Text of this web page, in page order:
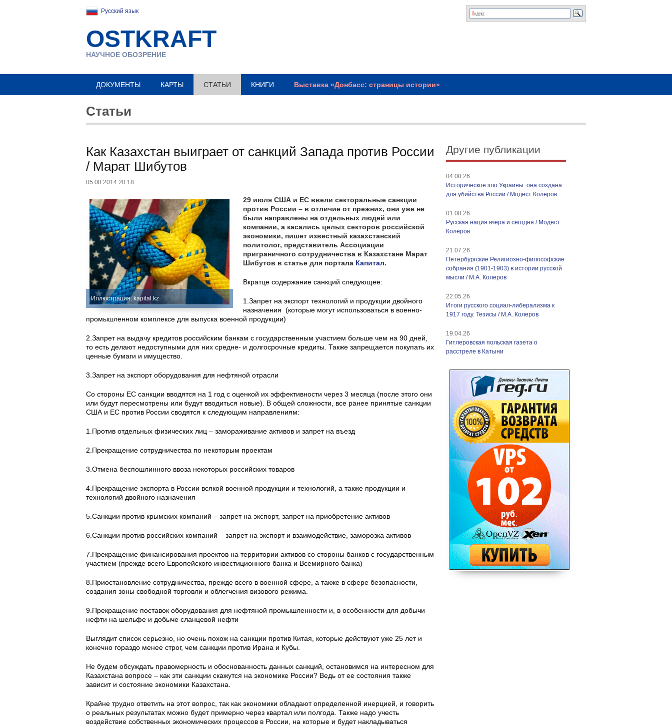
Русский язык
OSTKRAFT
НАУЧНОЕ ОБОЗРЕНИЕ
ДОКУМЕНТЫ КАРТЫ СТАТЬИ КНИГИ Выставка «Донбасс: страницы истории»
Статьи
Как Казахстан выиграет от санкций Запада против России
/ Марат Шибутов
05.08.2014 20:18
Иллюстрация: kapital.kz
29 июля США и ЕС ввели секторальные санкции
против России – в отличие от прежних, они уже не
были направлены на отдельных людей или
компании, а касались целых секторов российской
экономики, пишет известный казахстанский
политолог, представитель Ассоциации
приграничного сотрудничества в Казахстане Марат
Шибутов в статье для портала Капитал.
Вкратце содержание санкций следующее:
1.Запрет на экспорт технологий и продукции двойного
назначения (которые могут использоваться в военно-
промышленном комплексе для выпуска военной продукции)
2.Запрет на выдачу кредитов российским банкам с государственным участием больше чем на 90 дней,
то есть делают недоступными для них средне- и долгосрочные кредиты. Также запрещается покупать их
ценные бумаги и имущество.
3.Запрет на экспорт оборудования для нефтяной отрасли
Со стороны ЕС санкции вводятся на 1 год с оценкой их эффективности через 3 месяца (после этого они
или будут пересмотрены или будут вводиться новые). В общей сложности, все ранее принятые санкции
США и ЕС против России сводятся к следующим направлениям:
1.Против отдельных физических лиц – замораживание активов и запрет на въезд
2.Прекращение сотрудничества по некоторым проектам
3.Отмена беспошлинного ввоза некоторых российских товаров
4.Прекращение экспорта в России всякой военной продукции и технологий, а также продукции и
технологий двойного назначения
5.Санкции против крымских компаний – запрет на экспорт, запрет на приобретение активов
6.Санкции против российских компаний – запрет на экспорт и взаимодействие, заморозка активов
7.Прекращение финансирования проектов на территории активов со стороны банков с государственным
участием (прежде всего Европейского инвестиционного банка и Всемирного банка)
8.Приостановление сотрудничества, прежде всего в военной сфере, а также в сфере безопасности,
создания зоны свободной торговли и облегчения визового режима.
9.Прекращение поставок оборудования для нефтяной промышленности и, в особенности для добычи
нефти на шельфе и добыче сланцевой нефти
Выглядит список серьезно, но очень похож на санкции против Китая, которые действуют уже 25 лет и
конечно гораздо менее строг, чем санкции против Ирана и Кубы.
Не будем обсуждать правомерность и обоснованность данных санкций, остановимся на интересном для
Казахстана вопросе – как эти санкции скажутся на экономике России? Ведь от ее состояния также
зависит и состояние экономики Казахстана.
Крайне трудно ответить на этот вопрос, так как экономики обладают определенной инерцией, и говорить
о реальных результатах можно будет примерно через квартал или полгода. Также надо учесть
воздействие собственных экономических процессов в России, на которые и будет накладываться
Другие публикации
04.08.26
Историческое зло Украины: она создана
для убийства России / Модест Колеров
01.08.26
Русская нация вчера и сегодня / Модест
Колеров
21.07.26
Петербургские Религиозно-философские
собрания (1901-1903) в истории русской
мысли / М.А. Колеров
22.05.26
Итоги русского социал-либерализма к
1917 году. Тезисы / М.А. Колеров
19.04.26
Гитлеровская польская газета о
расстреле в Катыни